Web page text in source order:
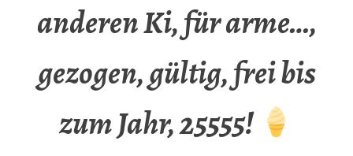
anderen Ki, für arme…,
gezogen, gültig, frei bis
zum Jahr, 25555!